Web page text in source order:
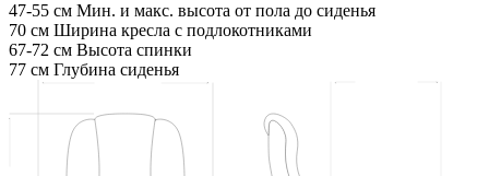
47-55 см Мин. и макс. высота от пола до сиденья
70 см Ширина кресла с подлокотниками
67-72 см Высота спинки
77 см Глубина сиденья